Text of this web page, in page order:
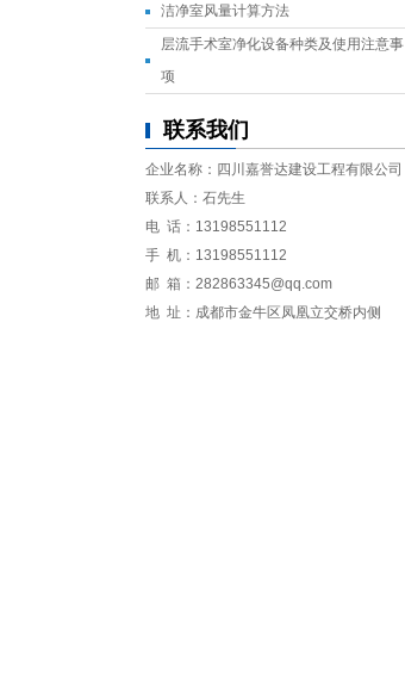
洁净室风量计算方法
层流手术室净化设备种类及使用注意事
项
联系我们
企业名称：四川嘉誉达建设工程有限公司
联系人：石先生
电 话：13198551112
手 机：13198551112
邮 箱：282863345@qq.com
地 址：成都市金牛区凤凰立交桥内侧